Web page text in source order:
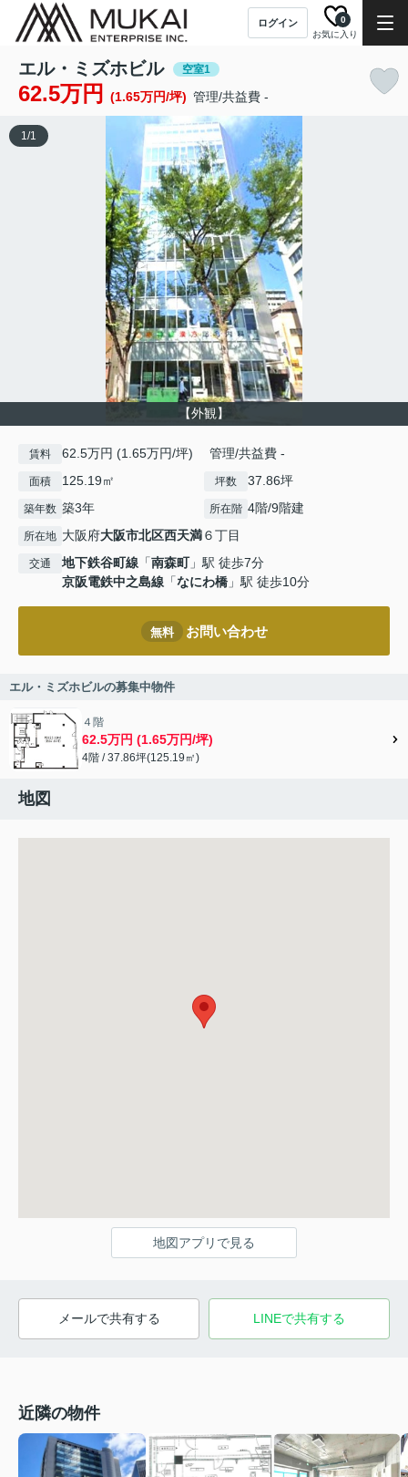
ログイン
お気に入り
0
エル・ミズホビル 空室1
62.5万円 (1.65万円/坪) 管理/共益費 -
【外観】
1/1
賃料 62.5万円 (1.65万円/坪) 管理/共益費 -
面積 125.19㎡ 坪数 37.86坪
築年数 築3年 所在階 4階/9階建
所在地 大阪府大阪市北区西天満６丁目
交通 地下鉄谷町線 「南森町」駅 徒歩7分
京阪電鉄中之島線 「なにわ橋 」駅 徒歩10分
無料 お問い合わせ
エル・ミズホビルの募集中物件
４階
62.5万円 (1.65万円/坪)
4階 / 37.86坪(125.19㎡)
地図
地図アプリで見る
メールで共有する LINEで共有する
近隣の物件